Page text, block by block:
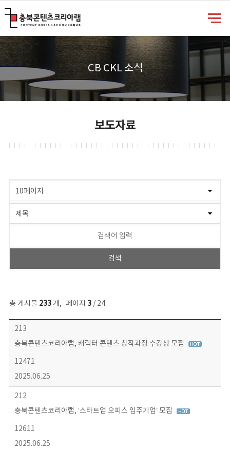
CB CKL 소식
보도자료
총 게시물 233개, 페이지 3/ 24
보도자료 목록 - 번호, 제목, 작성자, 파일, 조회수, 작성일 정보 제공
213
충북콘텐츠코리아랩, 캐릭터 콘텐츠 창작과정 수강생 모집
12471
2025.06.25
212
충북콘텐츠코리아랩, ‘스타트업 오피스 입주기업’ 모집
12611
2025.06.25